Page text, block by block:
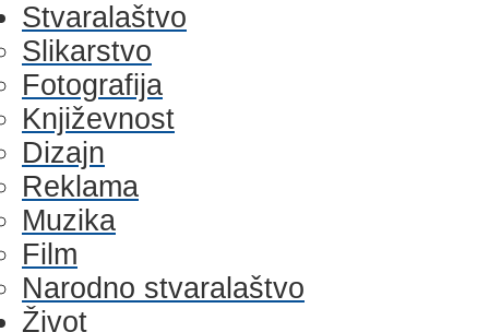
Stvaralaštvo
Slikarstvo
Fotografija
Književnost
Dizajn
Reklama
Muzika
Film
Narodno stvaralaštvo
Život